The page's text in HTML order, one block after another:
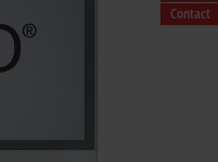
Contact